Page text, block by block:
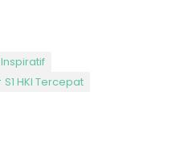
Inspiratif
S1 HKI Tercepat